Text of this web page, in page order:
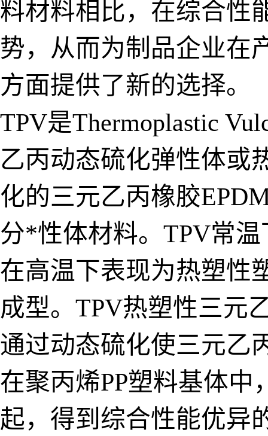
料材料相比，在综合性
势，从而为制品企业在
方面提供了新的选择。
TPV是Thermoplastic
乙丙动态硫化弹性体或
化的三元乙丙橡胶
分*性体材料。TPV常
在高温下表现为热塑性
成型。TPV热塑性三元
通过动态硫化使三元乙
在聚丙烯PP塑料基体
起，得到综合性能优异